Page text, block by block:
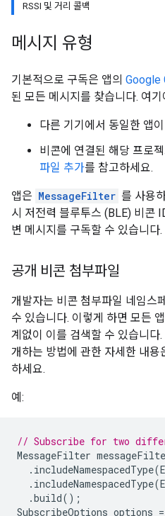
RSSI 및 거리 콜백
메시지 유형
기본적으로 구독은 앱의 Google
된 모든 메시지를 찾습니다. 여
다른 기기에서 동일한 앱
비콘에 연결된 해당 프로
파일 추가를 참고하세요.
앱은 MessageFilter 를 사용
시 저전력 블루투스 (BLE) 비콘
변 메시지를 구독할 수 있습니다.
공개 비콘 첨부파일
개발자는 비콘 첨부파일 네임스
수 있습니다. 이렇게 하면 모든
계없이 이를 검색할 수 있습니다
개하는 방법에 관한 자세한 내용
하세요.
예:
// Subscribe for two
MessageFilter
. includeNamespacedType(
. includeNamespacedType(
.build();
SubscribeOptions options =